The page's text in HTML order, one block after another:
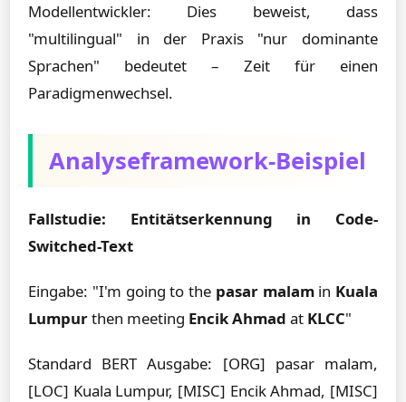
Modellentwickler: Dies beweist, dass
"multilingual" in der Praxis "nur dominante
Sprachen" bedeutet – Zeit für einen
Paradigmenwechsel.
Analyseframework-Beispiel
Fallstudie: Entitätserkennung in Code-
Switched-Text
Eingabe: "I'm going to the pasar malamin Kuala
Lumpurthen meeting Encik Ahmad at KLCC"
Standard BERT Ausgabe: [ORG] pasar malam,
[LOC] Kuala Lumpur, [MISC] Encik Ahmad, [MISC]